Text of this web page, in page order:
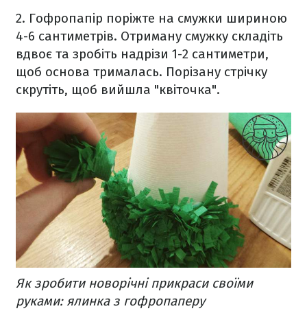
2. Гофропапір поріжте на смужки шириною
4-6 сантиметрів. Отриману смужку складіть
вдвоє та зробіть надрізи 1-2 сантиметри,
щоб основа трималась. Порізану стрічку
скрутіть, щоб вийшла "квіточка".
Як зробити новорічні прикраси своїми
руками: ялинка з гофропаперу